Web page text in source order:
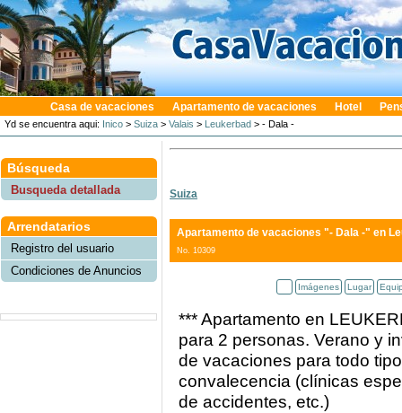
Casa de vacaciones Apartamento de vacaciones Hotel
Yd se encuentra aqui: Inico > Suiza > Valais > Leukerbad > - Dala -
Búsqueda
Busqueda detallada
Arrendatarios
Registro del usuario
Condiciones de Anuncios
Suiza
Apartamento de vacaciones "- Dala -" en
No. 10309
Imágenes Lugar
*** Apartamento en
para 2 personas. Verano y
de vacaciones para todo
convalecencia (clínicas
de accidentes, etc.)